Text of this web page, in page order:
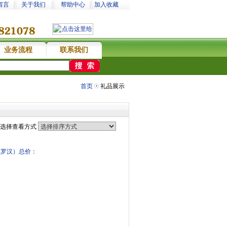
言 关于我们 帮助中心 加入收藏
业务流程 联系我们
首页 礼品展示
选择查看方式
汉）总价：